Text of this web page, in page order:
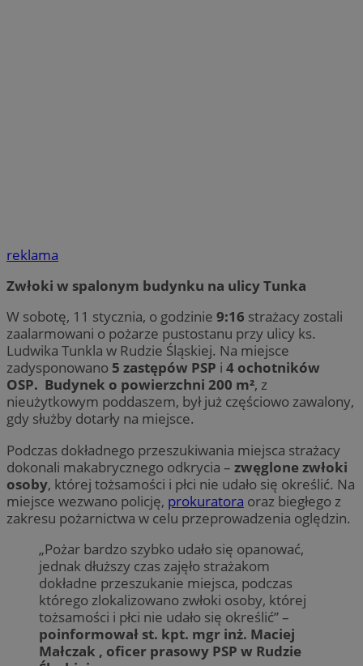
reklama
Zwłoki w spalonym budynku na ulicy Tunka
W sobotę, 11 stycznia, o godzinie 9:16 strażacy zostali
zaalarmowani o pożarze pustostanu przy ulicy ks.
Ludwika Tunkla w Rudzie Śląskiej. Na miejsce
zadysponowano 5 zastępów PSP i 4 ochotników
OSP. Budynek o powierzchni 200 m², z
nieużytkowym poddaszem, był już częściowo zawalony,
gdy służby dotarły na miejsce.
Podczas dokładnego przeszukiwania miejsca strażacy
dokonali makabrycznego odkrycia – zwęglone zwłoki
osoby, której tożsamości i płci nie udało się określić. Na
miejsce wezwano policję, prokuratora oraz biegłego z
zakresu pożarnictwa w celu przeprowadzenia oględzin.
„Pożar bardzo szybko udało się opanować,
jednak dłuższy czas zajęło strażakom
dokładne przeszukanie miejsca, podczas
którego zlokalizowano zwłoki osoby, której
tożsamości i płci nie udało się określić” –
poinformował st. kpt. mgr inż. Maciej
Małczak , oficer prasowy PSP w Rudzie